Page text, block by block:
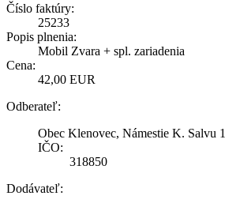
Číslo faktúry:
25233
Popis plnenia:
Mobil Zvara + spl. zariadenia
Cena:
42,00 EUR
Odberateľ:
Obec Klenovec, Námestie K. Salvu
IČO:
318850
Dodávateľ: